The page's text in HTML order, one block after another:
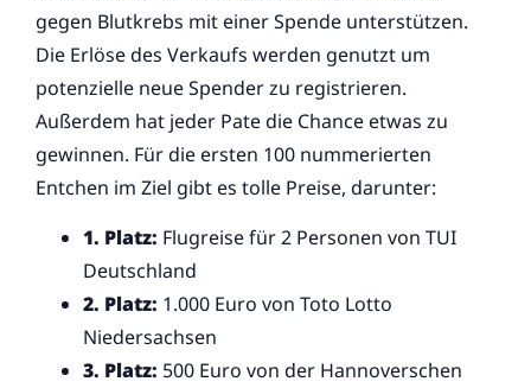
gegen Blutkrebs mit einer Spende unterstützen.
Die Erlöse des Verkaufs werden genutzt um
potenzielle neue Spender zu registrieren.
Außerdem hat jeder Pate die Chance etwas zu
gewinnen. Für die ersten 100 nummerierten
Entchen im Ziel gibt es tolle Preise, darunter:
1. Platz: Flugreise für 2 Personen von TUI
Deutschland
2. Platz: 1.000 Euro von Toto Lotto
Niedersachsen
3. Platz: 500 Euro von der Hannoverschen